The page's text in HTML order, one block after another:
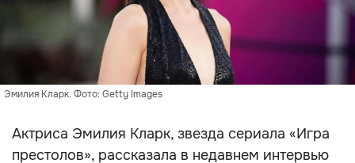
Эмилия Кларк. Фото: Getty Images
Актриса Эмилия Кларк, звезда сериала «Игра
престолов», рассказала в недавнем интервью